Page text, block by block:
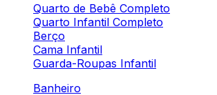
Quarto de Bebê Completo
Quarto Infantil Completo
Berço
Cama Infantil
Guarda-Roupas Infantil
Banheiro